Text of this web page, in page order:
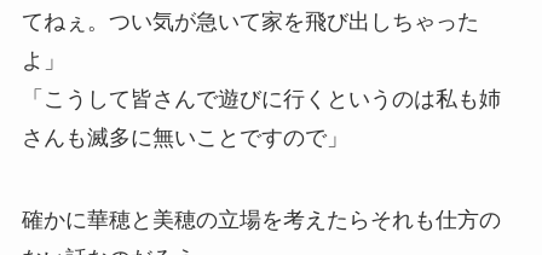
てねぇ。つい気が急いて家を飛び出しちゃった
よ」
「こうして皆さんで遊びに行くというのは私も姉
さんも滅多に無いことですので」
確かに華穂と美穂の立場を考えたらそれも仕方の